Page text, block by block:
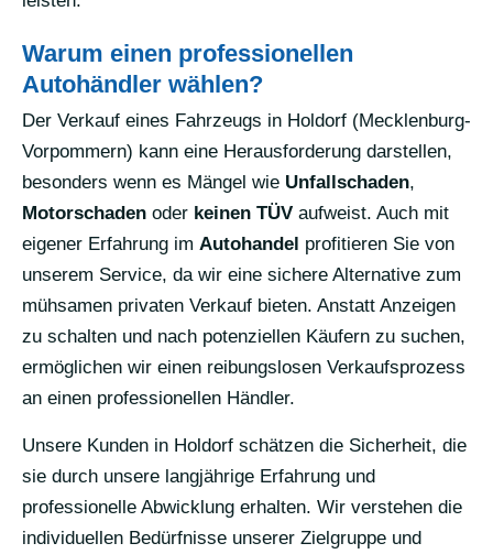
Warum einen professionellen
Autohändler wählen?
Der Verkauf eines Fahrzeugs in Holdorf (Mecklenburg-
Vorpommern) kann eine Herausforderung darstellen,
besonders wenn es Mängel wie Unfallschaden,
Motorschaden oder keinen TÜV aufweist. Auch mit
eigener Erfahrung im Autohandel profitieren Sie von
unserem Service, da wir eine sichere Alternative zum
mühsamen privaten Verkauf bieten. Anstatt Anzeigen
zu schalten und nach potenziellen Käufern zu suchen,
ermöglichen wir einen reibungslosen Verkaufsprozess
an einen professionellen Händler.
Unsere Kunden in Holdorf schätzen die Sicherheit, die
sie durch unsere langjährige Erfahrung und
professionelle Abwicklung erhalten. Wir verstehen die
individuellen Bedürfnisse unserer Zielgruppe und